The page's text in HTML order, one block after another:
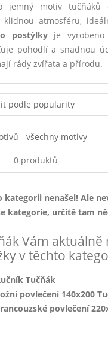
jemný motiv tučňáků
klidnou atmosféru,
postýlkyje vyrobeno
pohodlí a snadnou
rády zvířata a přírodu.
podle popularity
- všechny motivy
0 produktů
kategorii nenašel! Ale
kategorie, určitě tam
Vám aktuálně
v těchto
Tučňák
povlečení 140x200
povlečení